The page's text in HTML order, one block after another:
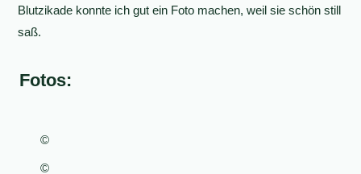
Blutzikade konnte ich gut ein Foto machen, weil sie schön still
saß.
Fotos:
©
©